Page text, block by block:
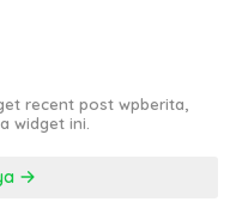
recent post wpberita,
widget ini.